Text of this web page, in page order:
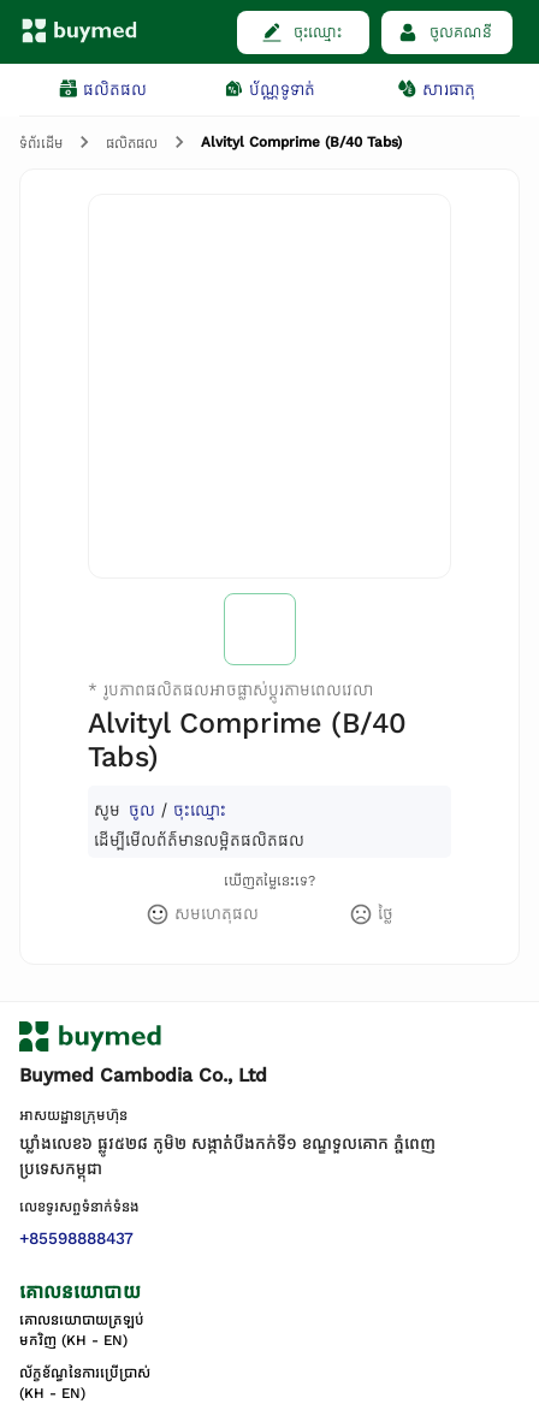
ចុះឈ្មោះ ចូលគណនី
ផលិតផល ប័ណ្ណទូទាត់ សារធាតុ
ទំព័រដើម ផលិតផល Alvityl Comprime (B/40 Tabs)
* រូបភាពផលិតផលអាចផ្លាស់ប្តូរតាមពេលវេលា
Alvityl Comprime (B/40
Tabs)
សូម ចូល / ចុះឈ្មោះ
ដើម្បីមើលព័ត៌មានលម្អិតផលិតផល
ឃើញតម្លៃនេះទេ?
សមហេតុផល ថ្លៃ
Buymed Cambodia Co., Ltd
អាសយដ្ឋានក្រុមហ៊ុន
ឃ្លាំងលេខ៦ ផ្លូវ៥២៨ ភូមិ២ សង្កាត់់បឹងកក់ទី១ ខណ្ឌទួលគោក ភ្នំពេញ
ប្រទេសកម្ពុជា
លេខទូរសព្ទទំនាក់ទំនង
+85598888437
គោលនយោបាយ
គោលនយោបាយត្រឡប់
មកវិញ (KH - EN)
ល័ក្ខខ័ណ្ឌនៃការប្រើប្រាស់
(KH - EN)